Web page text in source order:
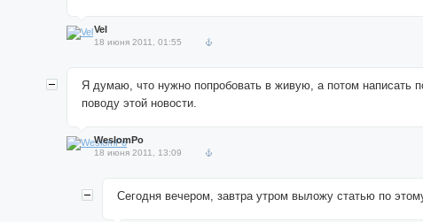
Vel
18 июня 2011, 01:55
Я думаю, что нужно попробовать в живую, а потом написать
поводу этой новости.
WeslomPo
18 июня 2011, 13:09
Сегодня вечером, завтра утром выложу статью по